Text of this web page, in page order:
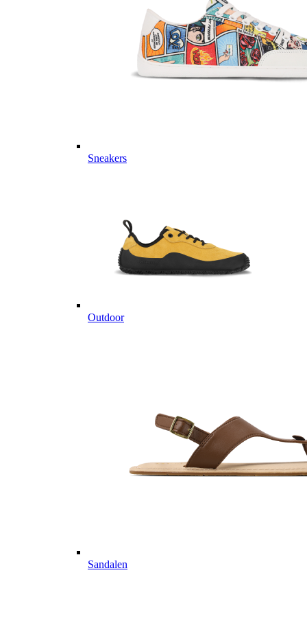
Sneakers
Outdoor
Sandalen